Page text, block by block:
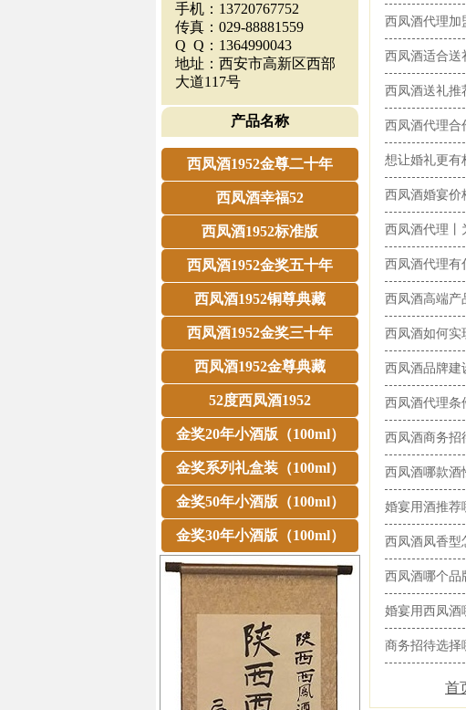
手机：13720767752
传真：029-88881559
Q Q：1364990043
地址：西安市高新区西部
大道117号
产品名称
西凤酒1952金尊二十年
西凤酒幸福52
西凤酒1952标准版
西凤酒1952金奖五十年
西凤酒1952铜尊典藏
西凤酒1952金奖三十年
西凤酒1952金尊典藏
52度西凤酒1952
金奖20年小酒版（100ml）
金奖系列礼盒装（100ml）
金奖50年小酒版（100ml）
金奖30年小酒版（100ml）
西凤酒代理加
西凤酒适合送
西凤酒送礼推
西凤酒代理合
想让婚礼更有
西凤酒婚宴价
西凤酒代理丨
西凤酒代理有
西凤酒高端产
西凤酒如何实
西凤酒品牌建
西凤酒代理条
西凤酒商务招
西凤酒哪款酒
婚宴用酒推荐
西凤酒凤香型
西凤酒哪个品
婚宴用西凤酒
商务招待选择
首